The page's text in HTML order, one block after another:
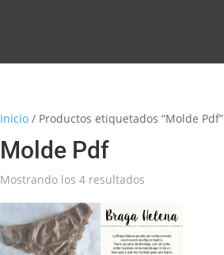
Inicio / Productos etiquetados “Molde Pdf”
Molde Pdf
Mostrando los 4 resultados
popularidad